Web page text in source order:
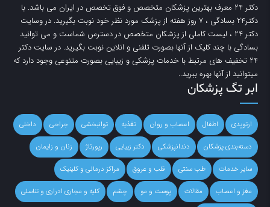
دکتر 24
معرف بهترین پزشکان متخصص و فوق تخصص در ایران می باشد. با
دکتر24 بسادگی ، 7 روز هفته از پزشک مورد نظر خود نوبت بگیرید. در وسایت
دکتر 24
، لیست کاملی از پزشکان متخصص در دسترس شماست و می توانید
بسادگی با چند کلیک از آنها بصورت تلفنی و انلاین نوبت بگیرید. در سایت دکتر
24 تخفیف های مرتبط با خدمات پزشکی و زیبایی بصورت متنوعی وجود دارد که
میتوانید از آنها بهره ببرید..
ابر تگ پزشکان
ارتوپدی اطفال اعصاب و روان تغذیه توانبخشی جراحی داخلی
دسته‌بندی پزشکان دندانپزشکی دکتر زیبایی رپورتاژ زنان و زایمان
سایر خدمات طب سنتی قلب و عروق مراکز درمانی و کلینیک
مغز و اعصاب مقالات پوست و مو چشم کلیه و مجاری ادراری و تناسلی